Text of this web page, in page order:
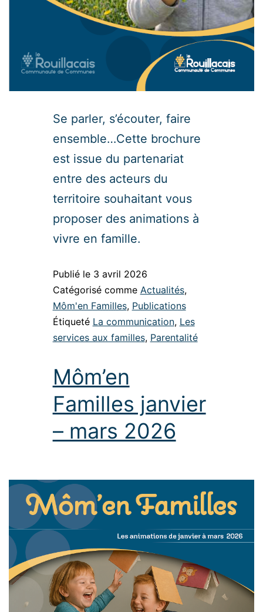
Se parler, s’écouter, faire
ensemble…Cette brochure
est issue du partenariat
entre des acteurs du
territoire souhaitant vous
proposer des animations à
vivre en famille.
Publié le 3 avril 2026
Catégorisé comme Actualités,
Môm'en Familles, Publications
Étiqueté La communication, Les
services aux familles, Parentalité
Môm’en
Familles janvier
– mars 2026